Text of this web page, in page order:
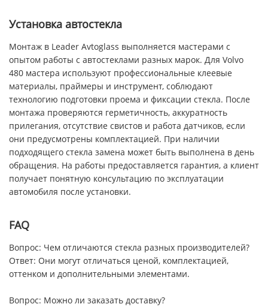
Установка автостекла
Монтаж в Leader Avtoglass выполняется мастерами с
опытом работы с автостеклами разных марок. Для Volvo
480 мастера используют профессиональные клеевые
материалы, праймеры и инструмент, соблюдают
технологию подготовки проема и фиксации стекла. После
монтажа проверяются герметичность, аккуратность
прилегания, отсутствие свистов и работа датчиков, если
они предусмотрены комплектацией. При наличии
подходящего стекла замена может быть выполнена в день
обращения. На работы предоставляется гарантия, а клиент
получает понятную консультацию по эксплуатации
автомобиля после установки.
FAQ
Вопрос: Чем отличаются стекла разных производителей?
Ответ: Они могут отличаться ценой, комплектацией,
оттенком и дополнительными элементами.
Вопрос: Можно ли заказать доставку?